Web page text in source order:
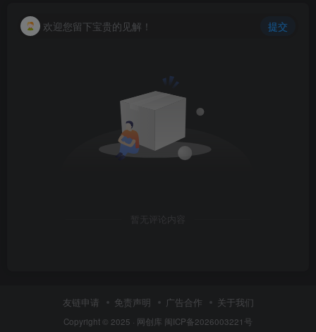
欢迎您留下宝贵的见解！ 提交
暂无评论内容
友链申请 免责声明 广告合作 关于我们
Copyright © 2025 · 网创库 闽ICP备2026003221号